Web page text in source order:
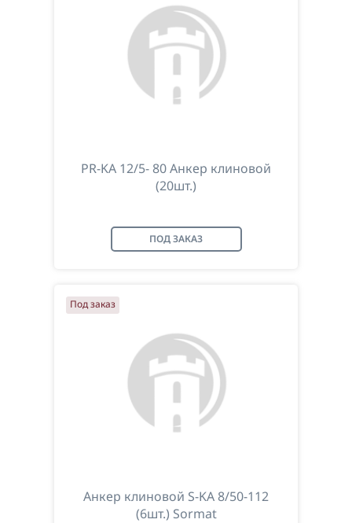
PR-KA 12/5- 80 Анкер клиновой
(20шт.)
ПОД ЗАКАЗ
Анкер клиновой S-KA 8/50-112
(6шт.) Sormat
Под заказ